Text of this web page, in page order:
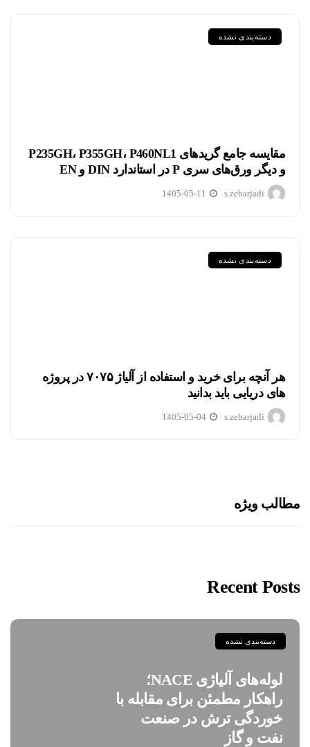
دسته‌بندی نشده
مقایسه جامع گریدهای P235GH، P355GH، P460NL1
و دیگر ورق‌های سری P در استاندارد DIN و EN
s.zebarjadi
1405-05-11
دسته‌بندی نشده
هر آنچه برای خرید و استفاده از آلیاژ ۷۰۷۵ در پروژه
های دریایی باید بدانید
s.zebarjadi
1405-05-04
مطالب ویژه
Recent Posts
دسته‌بندی نشده
لوله‌های آلیاژی NACE؛
راهکار مطمئن برای مقابله با
خوردگی ترش در صنعت
نفت و گاز